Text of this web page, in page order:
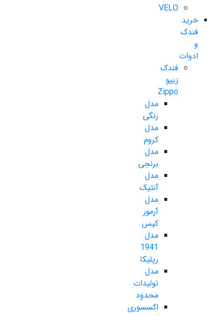
VELO
خرید
فندک
و
ادوات
فندک
زیپو
Zippo
مدل
رنگی
مدل
کروم
مدل
برنجی
مدل
آنتیک
مدل
آرمور
کیس
مدل
1941
رپلیکا
مدل
تولیدات
محدود
اکسسوری